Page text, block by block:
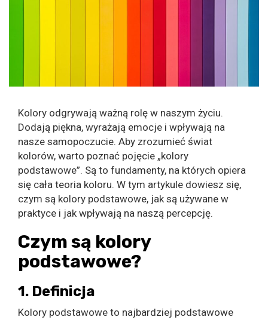
Kolory odgrywają ważną rolę w naszym życiu.
Dodają piękna, wyrażają emocje i wpływają na
nasze samopoczucie. Aby zrozumieć świat
kolorów, warto poznać pojęcie „kolory
podstawowe”. Są to fundamenty, na których opiera
się cała teoria koloru. W tym artykule dowiesz się,
czym są kolory podstawowe, jak są używane w
praktyce i jak wpływają na naszą percepcję.
Czym są kolory
podstawowe?
1. Definicja
Kolory podstawowe to najbardziej podstawowe